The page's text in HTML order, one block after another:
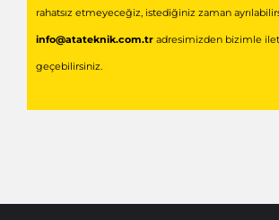
rahatsız etmeyeceğiz, istediğiniz zaman
info@atateknik.com.tradresimizden bizimle
geçebilirsiniz.